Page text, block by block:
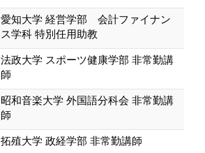
愛知大学 経営学部 会計ファイナン
ス学科 特別任用助教
法政大学 スポーツ健康学部 非常勤講
師
昭和音楽大学 外国語分科会 非常勤講
師
拓殖大学 政経学部 非常勤講師